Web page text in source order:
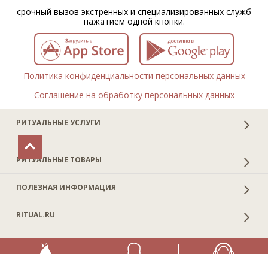
РИТУАЛЬНЫЕ УСЛУГИ
РИТУАЛЬНЫЕ ТОВАРЫ
ПОЛЕЗНАЯ ИНФОРМАЦИЯ
RITUAL.RU
срочный вызов экстренных и специализированных служб
нажатием одной кнопки.
Политика конфиденциальности персональных данных
Соглашение на обработку персональных данных